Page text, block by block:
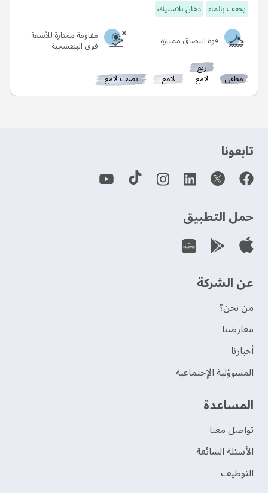
يخفف بالماء دهان بلاستيك
قوة التصاق ممتازة
مقاومة ممتازة للأشعة
فوق البنفسجية
مطفي
ربع
لامع لامع نصف لامع
‫تابعونا‬
حمل التطبيق
عن الشركة
من نحن؟
‫معارضنا‬
‫أخبارنا‬
المسوؤلية الإجتماعية
‫المساعدة‬
تواصل معنا
الأسئلة الشائعة
التوظيف